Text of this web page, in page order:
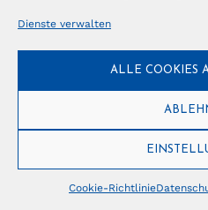
Dienste verwalten
ALLE COOKIES
Cookie-Richtlinie